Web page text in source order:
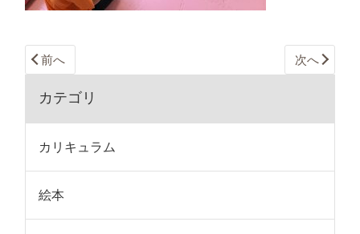
前へ 次へ
カテゴリ
カリキュラム
絵本